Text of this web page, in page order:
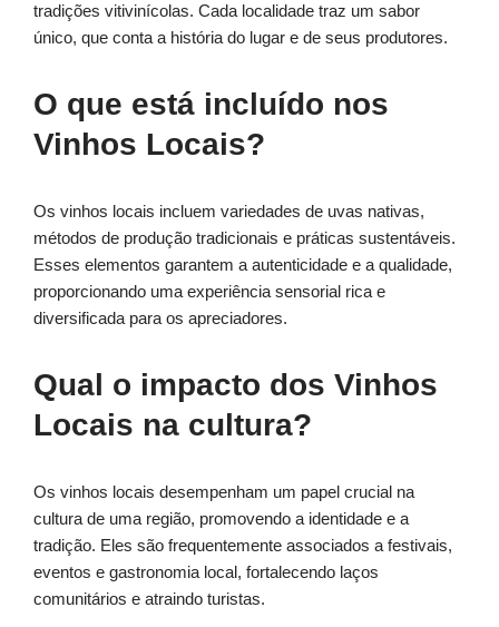
tradições vitivinícolas. Cada localidade traz um sabor
único, que conta a história do lugar e de seus produtores.
O que está incluído nos
Vinhos Locais?
Os vinhos locais incluem variedades de uvas nativas,
métodos de produção tradicionais e práticas sustentáveis.
Esses elementos garantem a autenticidade e a qualidade,
proporcionando uma experiência sensorial rica e
diversificada para os apreciadores.
Qual o impacto dos Vinhos
Locais na cultura?
Os vinhos locais desempenham um papel crucial na
cultura de uma região, promovendo a identidade e a
tradição. Eles são frequentemente associados a festivais,
eventos e gastronomia local, fortalecendo laços
comunitários e atraindo turistas.